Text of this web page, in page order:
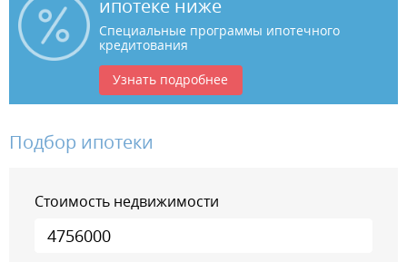
ипотеке ниже
Специальные программы ипотечного
кредитования
Узнать подробнее
Подбор ипотеки
Стоимость недвижимости